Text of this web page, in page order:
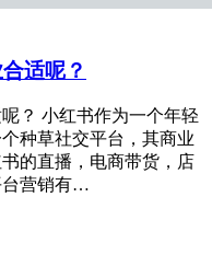
适呢？
？ 小红书作为一个年轻
种草社交平台，其商业
的直播，电商带货，店
台营销有…